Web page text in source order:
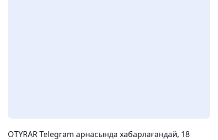
OTYRAR Telegram арнасында хабарлағандай, 18